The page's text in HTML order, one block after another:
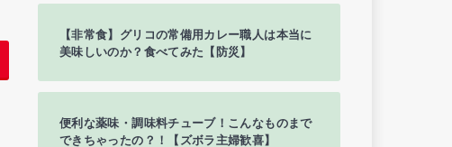
【非常食】グリコの常備用カレー職人は本当に
美味しいのか？食べてみた【防災】
便利な薬味・調味料チューブ！こんなものまで
できちゃったの？！【ズボラ主婦歓喜】